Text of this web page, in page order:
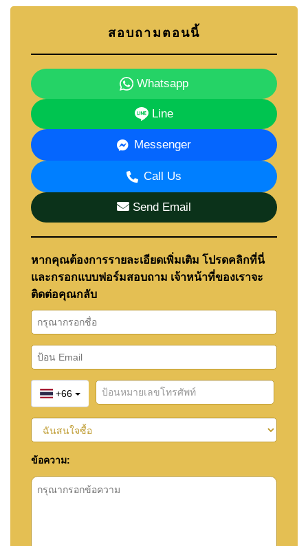
สอบถามตอนนี้
Whatsapp
Line
Messenger
Call Us
Send Email
หากคุณต้องการรายละเอียดเพิ่มเติม โปรดคลิกที่นี่
และกรอกแบบฟอร์มสอบถาม เจ้าหน้าที่ของเราจะ
ติดต่อคุณกลับ
+66
ข้อความ: